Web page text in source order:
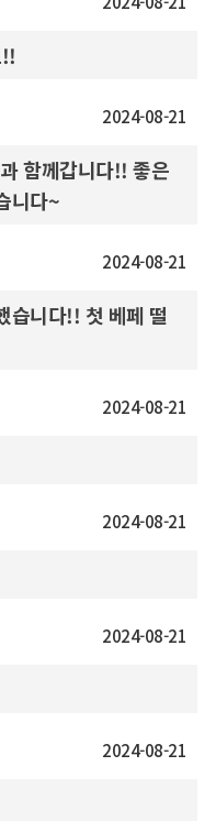
2024-08-21
함께갑니다!! 좋은
니다~
2024-08-21
습니다!! 첫 베페 떨
2024-08-21
2024-08-21
2024-08-21
2024-08-21